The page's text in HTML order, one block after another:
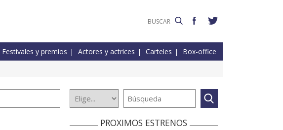
Festivales y premios Actores y actrices Carteles Box-office
PROXIMOS ESTRENOS